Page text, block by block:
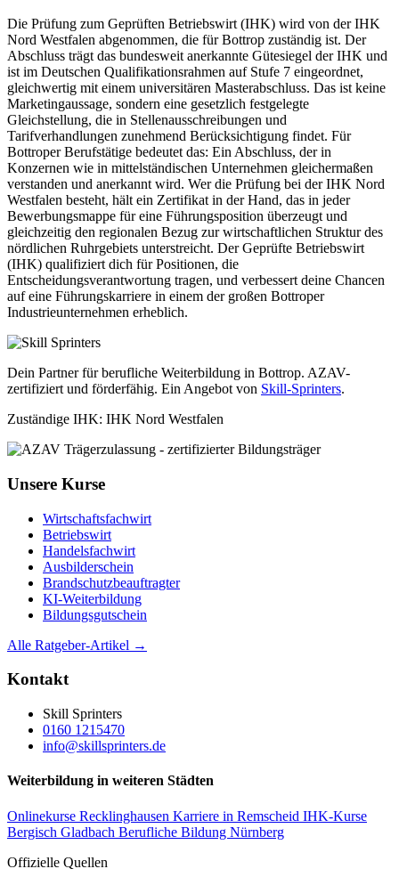
Die Prüfung zum Geprüften Betriebswirt (IHK) wird von der IHK
Nord Westfalen abgenommen, die für Bottrop zuständig ist. Der
Abschluss trägt das bundesweit anerkannte Gütesiegel der IHK und
ist im Deutschen Qualifikationsrahmen auf Stufe 7 eingeordnet,
gleichwertig mit einem universitären Masterabschluss. Das ist keine
Marketingaussage, sondern eine gesetzlich festgelegte
Gleichstellung, die in Stellenausschreibungen und
Tarifverhandlungen zunehmend Berücksichtigung findet. Für
Bottroper Berufstätige bedeutet das: Ein Abschluss, der in
Konzernen wie in mittelständischen Unternehmen gleichermaßen
verstanden und anerkannt wird. Wer die Prüfung bei der IHK Nord
Westfalen besteht, hält ein Zertifikat in der Hand, das in jeder
Bewerbungsmappe für eine Führungsposition überzeugt und
gleichzeitig den regionalen Bezug zur wirtschaftlichen Struktur des
nördlichen Ruhrgebiets unterstreicht. Der Geprüfte Betriebswirt
(IHK) qualifiziert dich für Positionen, die
Entscheidungsverantwortung tragen, und verbessert deine Chancen
auf eine Führungskarriere in einem der großen Bottroper
Industrieunternehmen erheblich.
Dein Partner für berufliche Weiterbildung in Bottrop. AZAV-
zertifiziert und förderfähig. Ein Angebot von Skill-Sprinters.
Zuständige IHK: IHK Nord Westfalen
Unsere Kurse
Wirtschaftsfachwirt
Betriebswirt
Handelsfachwirt
Ausbilderschein
Brandschutzbeauftragter
KI-Weiterbildung
Bildungsgutschein
Alle Ratgeber-Artikel →
Kontakt
Skill Sprinters
0160 1215470
info@skillsprinters.de
Weiterbildung in weiteren Städten
Onlinekurse Recklinghausen Karriere in Remscheid IHK-Kurse
Bergisch Gladbach Berufliche Bildung Nürnberg
Offizielle Quellen